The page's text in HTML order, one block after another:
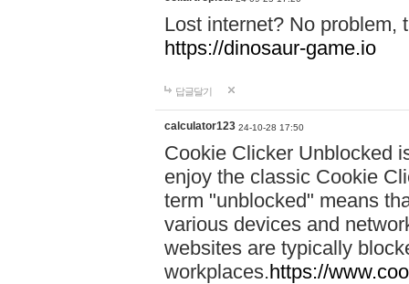
Lost internet? No problem,
https://dinosaur-game.io
답글달기
calculator123 24-10-28 17:50
Cookie Clicker Unblocked
enjoy the classic Cookie
term "unblocked" means
various devices and
websites are typically
workplaces.https://